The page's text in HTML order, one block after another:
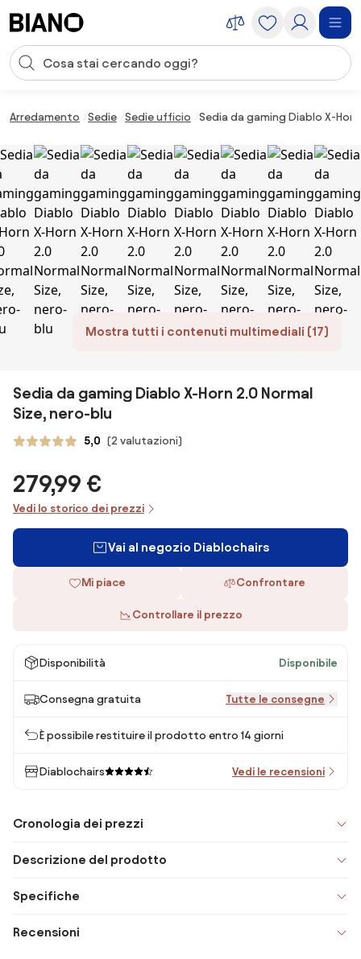
Input della ricerca
Arredamento Sedie Sedie ufficio Sedia da gaming Diablo X-
Mostra tutti i contenuti multimediali (17)
Sedia da gaming Diablo X-Horn 2.0 Normal
Size, nero-blu
5,0 (2 valutazioni)
279,99 €
Vedi lo storico dei prezzi
Vai al negozio Diablochairs
Mi piace Confrontare
Controllare il prezzo
Disponibilità Disponibile
Consegna gratuita Tutte le consegne
È possibile restituire il prodotto entro 14 giorni
Diablochairs Vedi le recensioni
Cronologia dei prezzi
Descrizione del prodotto
Specifiche
Recensioni